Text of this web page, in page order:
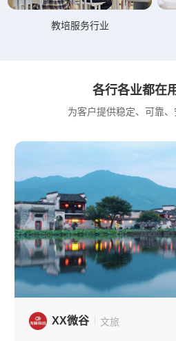
教培服务行业
各行各业都在
为客户提供稳定、可靠
XX微谷 文旅